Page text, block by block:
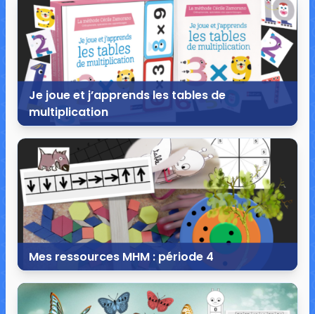
3 commentaires
23 316 vues
Je joue et j’apprends les tables de
multiplication
17 décembre 2019
2 commentaires
21 934 vues
Mes ressources MHM : période 4
24 mars 2019
10 commentaires
72 536 vues